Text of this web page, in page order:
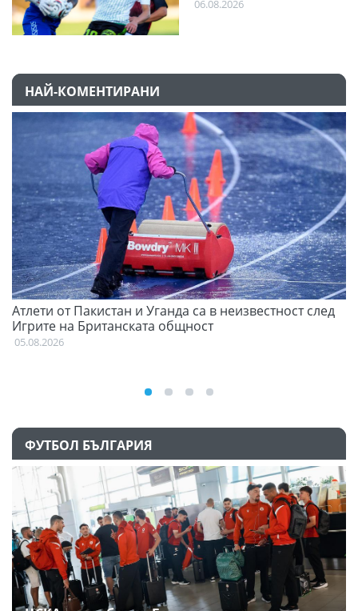
06.08.2026
НАЙ-КОМЕНТИРАНИ
Атлети от Пакистан и Уганда са в неизвестност след
Игрите на Британската общност
05.08.2026
ФУТБОЛ БЪЛГАРИЯ